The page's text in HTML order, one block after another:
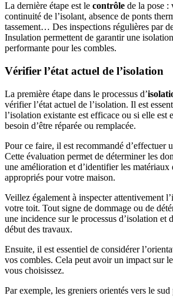
La dernière étape est le contrôle de la pose :
continuité de l’isolant, absence de ponts
tassement… Des inspections régulières par
Insulation permettent de garantir une
performante pour les combles.
Vérifier l’état actuel de l’isolation
La première étape dans le processus d’
vérifier l’état actuel de l’isolation. Il est
l’isolation existante est efficace ou si elle est
besoin d’être réparée ou remplacée.
Pour ce faire, il est recommandé d’effectuer
Cette évaluation permet de déterminer les
une amélioration et d’identifier les matériaux
appropriés pour votre maison.
Veillez également à inspecter attentivement
votre toit. Tout signe de dommage ou de
une incidence sur le processus d’isolation et
début des travaux.
Ensuite, il est essentiel de considérer
vos combles. Cela peut avoir un impact sur
vous choisissez.
Par exemple, les greniers orientés vers le